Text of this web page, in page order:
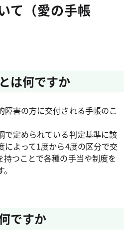
て（愛の手帳
は何ですか
障害の方に交付される手帳のこ
で定められている判定基準に該
によって1度から4度の区分で交
つことで各種の手当や制度を
ですか